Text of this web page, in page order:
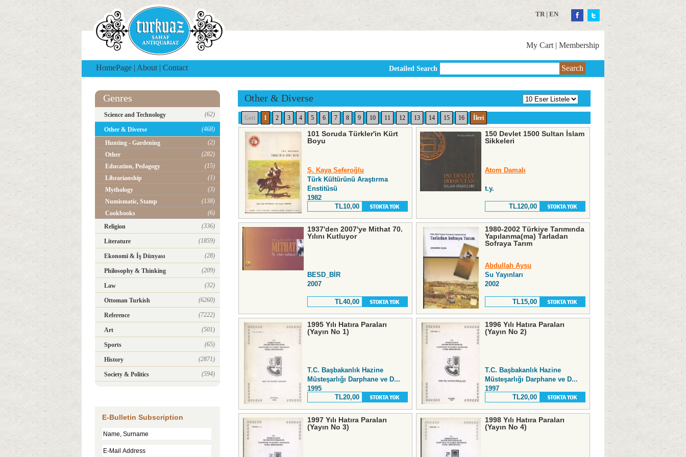
TR| EN
My Cart | Membership
HomePage | About | Contact Detailed Search Search
Genres
Science and Technology (62)
Other & Diverse
(468)
Hunting - Gardening
(2)
Other
(282)
Education, Pedagogy
(15)
Librarianship
(1)
Mythology
(3)
Numismatic, Stamp
(138)
Cookbooks
(6)
Religion
(336)
Literature (1859)
Ekonomi & İş Dünyası (28)
Philosophy & Thinking (209)
Law (32)
Ottoman Turkish (6260)
Reference (7222)
Art (501)
Sports (65)
History (2871)
Society & Politics (594)
E-Bulletin Subscription
Other & Diverse
Geri 1 2 3 4 5 6 7 8 9 10 11 12 13 14 15 16 İleri
101 Soruda Türkler'in Kürt
Boyu
Ş. Kaya Seferoğlu
Türk Kültürünü Araştırma
Enstitüsü
1982
TL10,00
150 Devlet 1500 Sultan İslam
Sikkeleri
Atom Damalı
t.y.
TL120,00
1937'den 2007'ye Mithat 70.
Yılını Kutluyor
BESD_BİR
2007
TL40,00
1980-2002 Türkiye Tarımında
Yapılanma(ma) Tarladan
Sofraya Tarım
Abdullah Aysu
Su Yayınları
2002
TL15,00
1995 Yılı Hatıra Paraları
(Yayın No 1)
T.C. Başbakanlık Hazine
Müsteşarlığı Darphane ve D...
1995
TL20,00
1996 Yılı Hatıra Paraları
(Yayın No 2)
T.C. Başbakanlık Hazine
Müsteşarlığı Darphane ve D...
1997
TL20,00
1997 Yılı Hatıra Paraları
(Yayın No 3)
1998 Yılı Hatıra Paraları
(Yayın No 4)